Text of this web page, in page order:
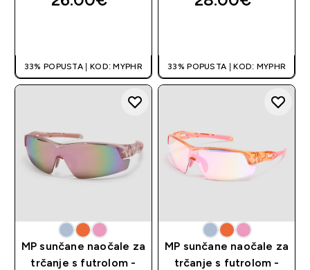
33% POPUSTA | KOD: MYPHR 33% POPUSTA | KOD: MYPHR
MP sunčane naočale za
trčanje s futrolom -
MP sunčane naočale za
trčanje s futrolom -